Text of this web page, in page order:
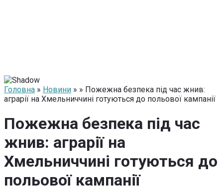
Головна » Новини » » Пожежна безпека під час жнив:
аграрії на Хмельниччині готуються до польової кампанії
Пожежна безпека під час
жнив: аграрії на
Хмельниччині готуються до
польової кампанії